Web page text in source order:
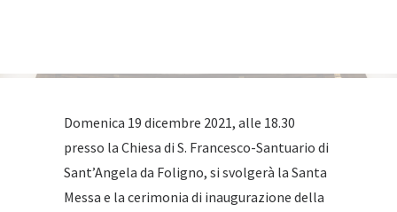
Domenica 19 dicembre 2021, alle 18.30
presso la Chiesa di S. Francesco-Santuario di
Sant’Angela da Foligno, si svolgerà la Santa
Messa e la cerimonia di inaugurazione della